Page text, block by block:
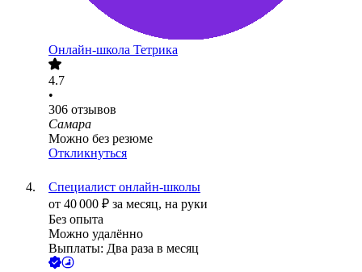
Онлайн-школа Тетрика
4.7
•
306 отзывов
Самара
Можно без резюме
Откликнуться
Специалист онлайн-школы
от 40 000 ₽ за месяц, на руки
Без опыта
Можно удалённо
Выплаты: Два раза в месяц